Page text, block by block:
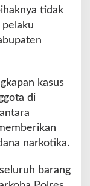
tidak
kasus
di
narkotika.
barang